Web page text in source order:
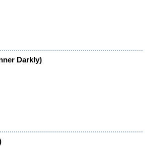
Darkly)